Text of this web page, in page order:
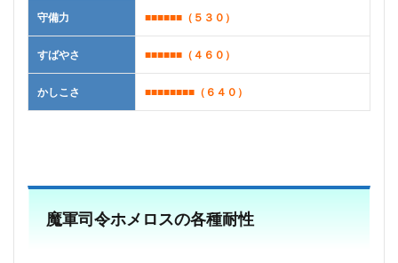
守備力 ■■■■■■ （５３０）
すばやさ ■■■■■■ （４６０）
かしこさ ■■■■■■■■ （６４０）
魔軍司令ホメロスの各種耐性